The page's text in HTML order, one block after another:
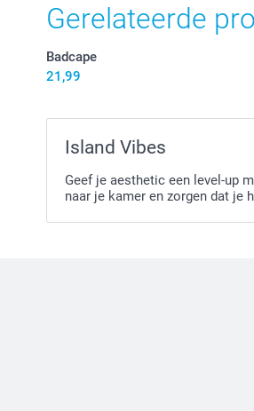
Gerelateerde
Badcape
21,99
Island Vibes
Geef je aesthetic een level-up
naar je kamer en zorgen dat je